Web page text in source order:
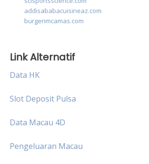
addisababacuisineaz.com
burgerimcamas.com
Link Alternatif
Data HK
Slot Deposit Pulsa
Data Macau 4D
Pengeluaran Macau